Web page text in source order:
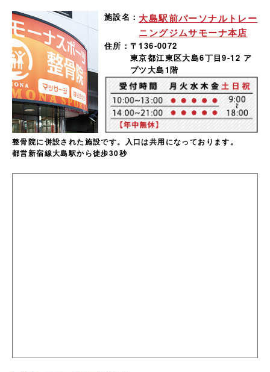
施設名： 大島駅前パーソナルトレー
ニングジムサモーナ本店
住所： 〒136-0072
東京都江東区大島6丁目9-12 ア
プツ大島1階
整骨院に併設された施設です。入口は共用になっております。
都営新宿線大島駅から徒歩30秒